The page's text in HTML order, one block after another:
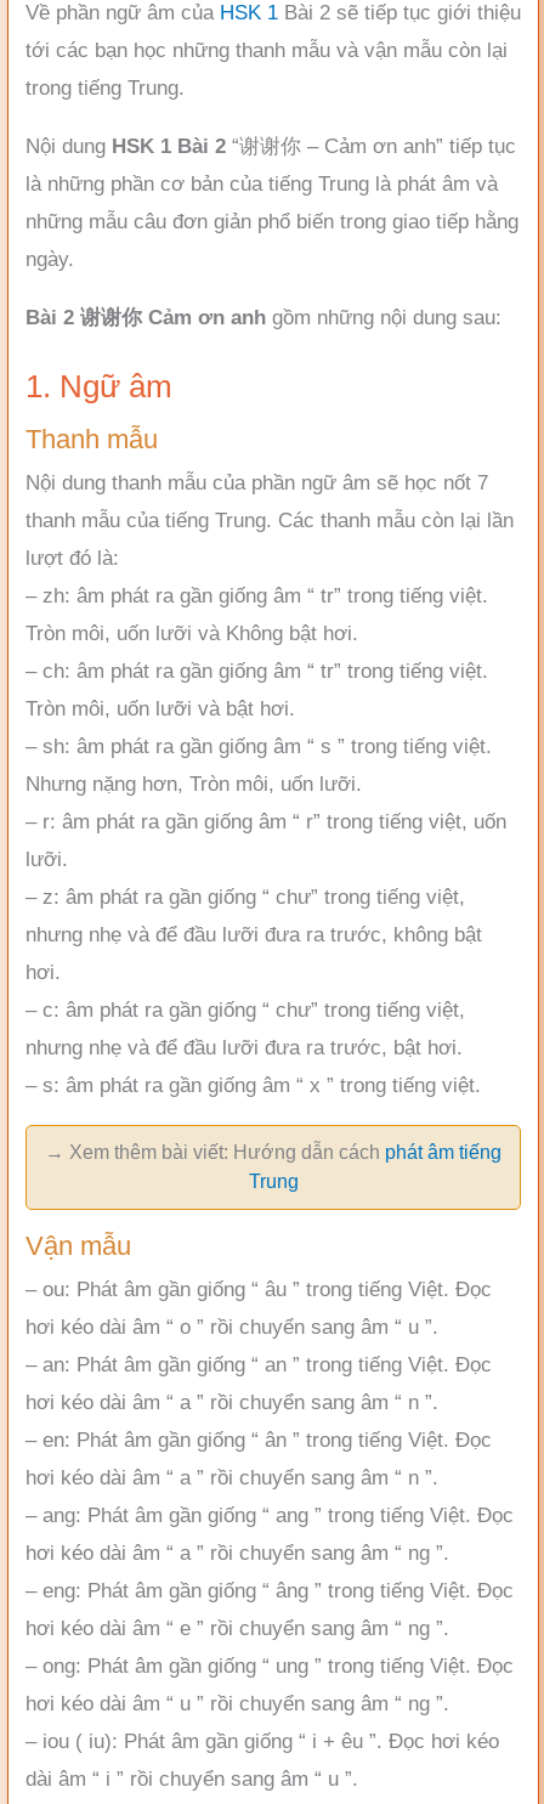
Về phần ngữ âm của HSK 1 Bài 2 sẽ tiếp tục giới thiệu
tới các bạn học những thanh mẫu và vận mẫu còn lại
trong tiếng Trung.
Nội dung HSK 1 Bài 2 “谢谢你 – Cảm ơn anh” tiếp tục
là những phần cơ bản của tiếng Trung là phát âm và
những mẫu câu đơn giản phổ biến trong giao tiếp hằng
ngày.
Bài 2 谢谢你 Cảm ơn anh gồm những nội dung sau:
1. Ngữ âm
Thanh mẫu
Nội dung thanh mẫu của phần ngữ âm sẽ học nốt 7
thanh mẫu của tiếng Trung. Các thanh mẫu còn lại lần
lượt đó là:
– zh: âm phát ra gần giống âm “ tr” trong tiếng việt.
Tròn môi, uốn lưỡi và Không bật hơi.
– ch: âm phát ra gần giống âm “ tr” trong tiếng việt.
Tròn môi, uốn lưỡi và bật hơi.
– sh: âm phát ra gần giống âm “ s ” trong tiếng việt.
Nhưng nặng hơn, Tròn môi, uốn lưỡi.
– r: âm phát ra gần giống âm “ r” trong tiếng việt, uốn
lưỡi.
– z: âm phát ra gần giống “ chư” trong tiếng việt,
nhưng nhẹ và để đầu lưỡi đưa ra trước, không bật
hơi.
– c: âm phát ra gần giống “ chư” trong tiếng việt,
nhưng nhẹ và để đầu lưỡi đưa ra trước, bật hơi.
– s: âm phát ra gần giống âm “ x ” trong tiếng việt.
→ Xem thêm bài viết: Hướng dẫn cách phát âm tiếng
Trung
Vận mẫu
– ou: Phát âm gần giống “ âu ” trong tiếng Việt. Đọc
hơi kéo dài âm “ o ” rồi chuyển sang âm “ u ”.
– an: Phát âm gần giống “ an ” trong tiếng Việt. Đọc
hơi kéo dài âm “ a ” rồi chuyển sang âm “ n ”.
– en: Phát âm gần giống “ ân ” trong tiếng Việt. Đọc
hơi kéo dài âm “ a ” rồi chuyển sang âm “ n ”.
– ang: Phát âm gần giống “ ang ” trong tiếng Việt. Đọc
hơi kéo dài âm “ a ” rồi chuyển sang âm “ ng ”.
– eng: Phát âm gần giống “ âng ” trong tiếng Việt. Đọc
hơi kéo dài âm “ e ” rồi chuyển sang âm “ ng ”.
– ong: Phát âm gần giống “ ung ” trong tiếng Việt. Đọc
hơi kéo dài âm “ u ” rồi chuyển sang âm “ ng ”.
– iou ( iu): Phát âm gần giống “ i + êu ”. Đọc hơi kéo
dài âm “ i ” rồi chuyển sang âm “ u ”.